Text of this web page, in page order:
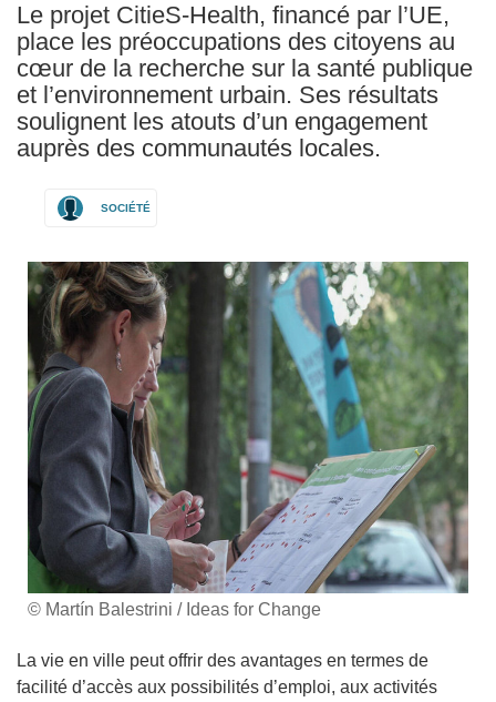
Le projet CitieS-Health, financé par l’UE,
place les préoccupations des citoyens au
cœur de la recherche sur la santé publique
et l’environnement urbain. Ses résultats
soulignent les atouts d’un engagement
auprès des communautés locales.
SOCIÉTÉ
© Martín Balestrini / Ideas for Change
La vie en ville peut offrir des avantages en termes de
facilité d’accès aux possibilités d’emploi, aux activités